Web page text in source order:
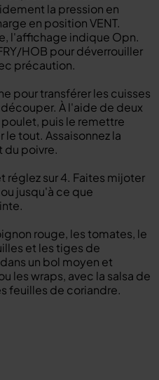
la pression en
en position VENT.
l'affichage indique Opn.
HOB pour déverrouiller
précaution.
pour transférer les cuisses
À l'aide de deux
puis le remettre
tout. Assaisonnez la
du poivre.
réglez sur 4. Faites mijoter
jusqu'à ce que
rouge, les tomates, le
et les tiges de
un bol moyen et
les wraps, avec la salsa de
feuilles de coriandre.